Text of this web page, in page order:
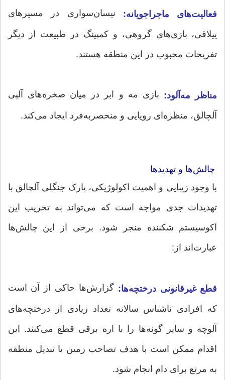
فعالیت‌های ماجراجویانه: نیسان‌سواری در مسیرهای
ییلاقی، بازی‌های گروهی، و کمپینگ در طبیعت از دیگر
تفریحات محبوب در این منطقه هستند.
مناظر مه‌آلود: بازی مه و ابر در میان صخره‌های آلپی
آلچالق، منظره‌ای رویایی و منحصربه‌فرد ایجاد می‌کند.
چالش‌ها و تهدیدها
با وجود زیبایی و اهمیت اکولوژیکی، پارک جنگلی آلچالق با
تهدیدات جدی مواجه است که می‌تواند به تخریب این
اکوسیستم شکننده منجر شود. برخی از این چالش‌ها
عبارت‌اند از:
قطع غیرقانونی درختچه‌ها: گزارش‌ها حاکی از آن است
که افرادی ناشناس سالانه تعداد زیادی از درختچه‌های
آلوچه و سایر گونه‌ها را با اره برقی قطع می‌کنند. این
اقدام ممکن است با هدف تصاحب زمین یا تبدیل منطقه
به مرتع برای دام انجام شود.